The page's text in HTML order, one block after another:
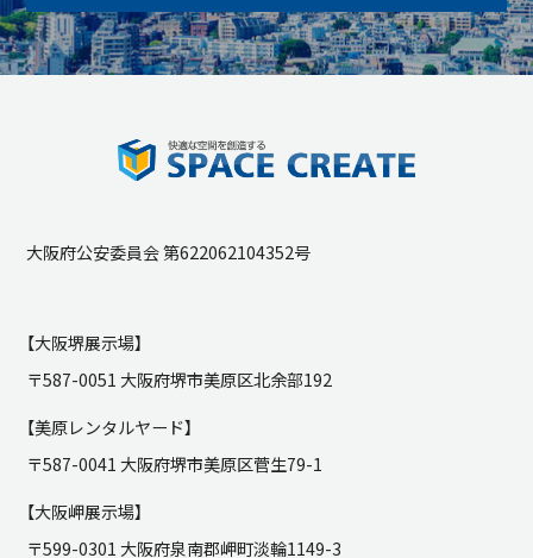
大阪府公安委員会 第622062104352号
【大阪堺展示場】
〒587-0051 大阪府堺市美原区北余部192
【美原レンタルヤード】
〒587-0041 大阪府堺市美原区菅生79-1
【大阪岬展示場】
〒599-0301 大阪府泉南郡岬町淡輪1149-3